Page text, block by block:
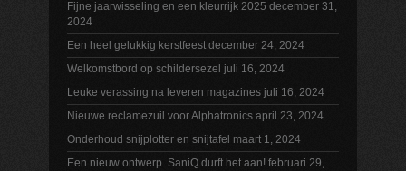
Fijne jaarwisseling en een kleurrijk 2025 december 31,
2024
Een heel gelukkig kerstfeest december 24, 2024
Welkomstbord op schildersezel juli 16, 2024
Leuke verassing na leveren magazines juli 16, 2024
Nieuwe reclamezuil voor Alphatronics april 23, 2024
Onderhoud snijplotter en snijtafel maart 1, 2024
Een nieuw ontwerp. SaniQ durft het aan! februari 29,